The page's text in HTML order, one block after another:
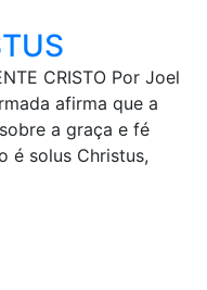
CRISTO Por Joel
afirma que a
a graça e fé
é solus Christus,